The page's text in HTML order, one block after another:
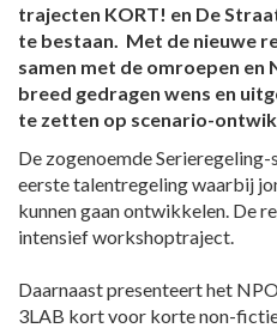
trajecten KORT! en De
te bestaan. Met de nieuwe
samen met de omroepen en
breed gedragen wens en
te zetten op scenario-
De zogenoemde
eerste talentregeling waarbij
kunnen gaan ontwikkelen. De
intensief workshoptraject.
Daarnaast presenteert het
3LAB kort voor korte non-